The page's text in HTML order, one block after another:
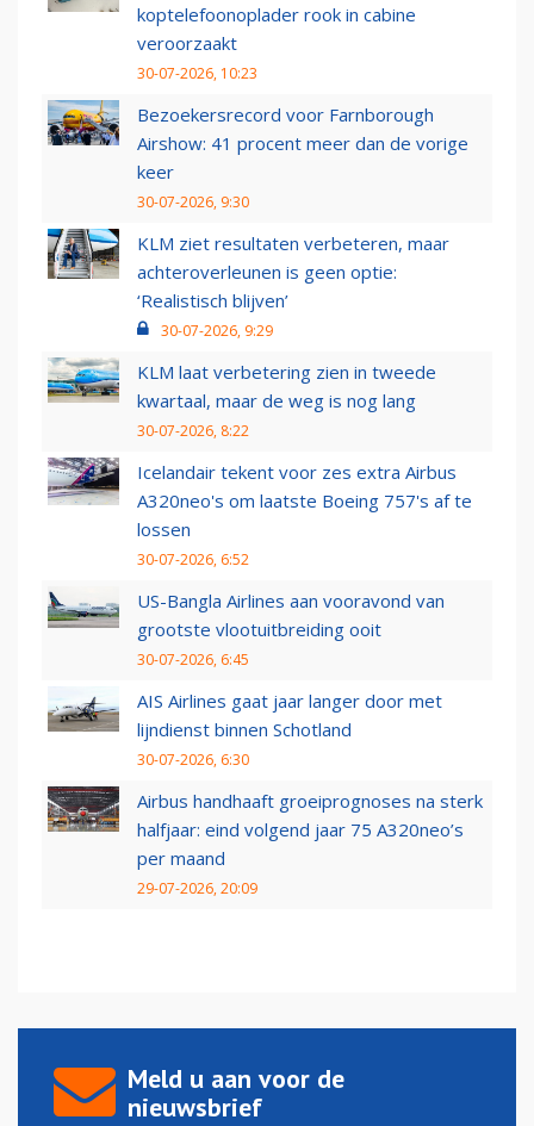
koptelefoonoplader rook in cabine
veroorzaakt
30-07-2026, 10:23
Bezoekersrecord voor Farnborough
Airshow: 41 procent meer dan de vorige
keer
30-07-2026, 9:30
KLM ziet resultaten verbeteren, maar
achteroverleunen is geen optie:
‘Realistisch blijven’
30-07-2026, 9:29
KLM laat verbetering zien in tweede
kwartaal, maar de weg is nog lang
30-07-2026, 8:22
Icelandair tekent voor zes extra Airbus
A320neo's om laatste Boeing 757's af te
lossen
30-07-2026, 6:52
US-Bangla Airlines aan vooravond van
grootste vlootuitbreiding ooit
30-07-2026, 6:45
AIS Airlines gaat jaar langer door met
lijndienst binnen Schotland
30-07-2026, 6:30
Airbus handhaaft groeiprognoses na sterk
halfjaar: eind volgend jaar 75 A320neo’s
per maand
29-07-2026, 20:09
Meld u aan voor de
nieuwsbrief